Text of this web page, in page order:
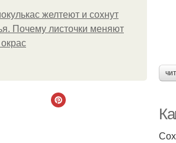
желтеют и сохнут
Почему листочки меняют